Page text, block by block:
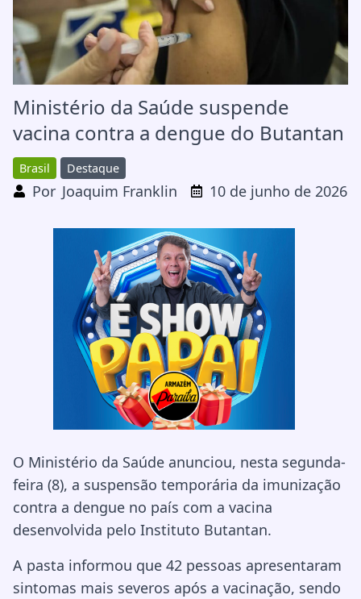
Ministério da Saúde suspende
vacina contra a dengue do Butantan
Brasil Destaque
Por Joaquim Franklin 10 de junho de 2026
O Ministério da Saúde anunciou, nesta segunda-
feira (8), a suspensão temporária da imunização
contra a dengue no país com a vacina
desenvolvida pelo Instituto Butantan.
A pasta informou que 42 pessoas apresentaram
sintomas mais severos após a vacinação, sendo